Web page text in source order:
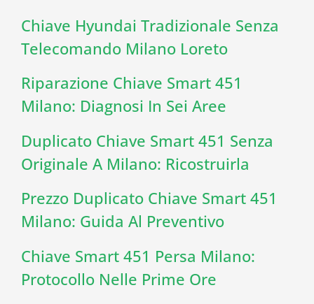
Chiave Hyundai Tradizionale Senza
Telecomando Milano Loreto
Riparazione Chiave Smart 451
Milano: Diagnosi In Sei Aree
Duplicato Chiave Smart 451 Senza
Originale A Milano: Ricostruirla
Prezzo Duplicato Chiave Smart 451
Milano: Guida Al Preventivo
Chiave Smart 451 Persa Milano:
Protocollo Nelle Prime Ore